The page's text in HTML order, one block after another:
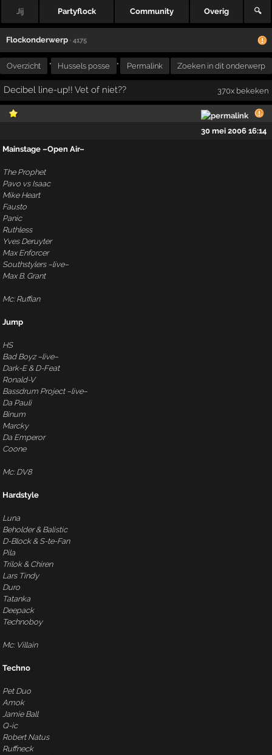
Jij Partyflock Community Overig 🔍
Flockonderwerp · 4175
Overzicht " Hussels posse " Permalink Zoeken in dit onderwerp
Decibel line-up!! Vet of niet?? 370x bekeken
30 mei 2006 16:14
Mainstage –Open Air–
The Prophet
Pavo vs Isaac
Mike Heart
Fausto
Panic
Ruthless
Yves Deruyter
Max Enforcer
Southstylers –live–
Max B. Grant
Mc: Ruffian
Jump
HS
Bad Boyz –live–
Dark-E & D-Feat
Ronald-V
Bassdrum Project –live–
Da Pauli
Binum
Marcky
Da Emperor
Coone
Mc: DV8
Hardstyle
Luna
Beholder & Balistic
D-Block & S-te-Fan
Pila
Trilok & Chiren
Lars Tindy
Duro
Tatanka
Deepack
Technoboy
Mc: Villain
Techno
Pet Duo
Amok
Jamie Ball
Q-ic
Robert Natus
Ruffneck